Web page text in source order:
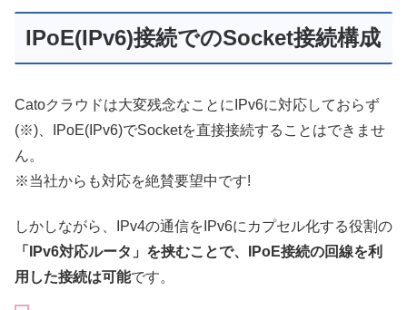
IPoE(IPv6)接続でのSocket接続構成
Catoクラウドは大変残念なことにIPv6に対応しておらず
(※)、IPoE(IPv6)でSocketを直接接続することはできませ
ん。
※当社からも対応を絶賛要望中です!
しかしながら、IPv4の通信をIPv6にカプセル化する役割の
「IPv6対応ルータ」を挟むことで、IPoE接続の回線を利
用した接続は可能です。